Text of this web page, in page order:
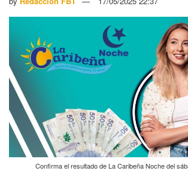
Confirma el resultado de La Caribeña Noche del